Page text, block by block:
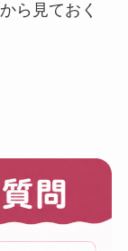
から見ておく